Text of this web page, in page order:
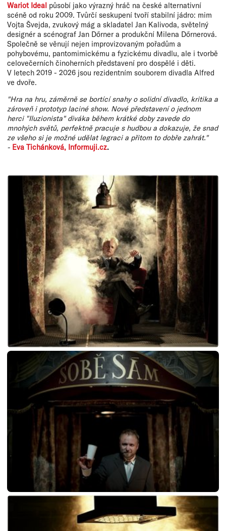
Wariot Ideal působí jako výrazný hráč na české alternativní
scéně od roku 2009. Tvůrčí seskupení tvoří stabilní jádro: mim
Vojta Švejda, zvukový mág a skladatel Jan Kalivoda, světelný
designér a scénograf Jan Dőrner a produkční Milena Dőrnerová.
Společně se věnují nejen improvizovaným pořadům a
pohybovému, pantomimickému a fyzickému divadlu, ale i tvorbě
celovečerních činoherních představení pro dospělé i děti.
V letech 2019 - 2026 jsou rezidentním souborem divadla Alfred
ve dvoře.
"Hra na hru, záměrně se bortící snahy o solidní divadlo, kritika a
zároveň i prototyp laciné show. Nové představení o jednom
herci "Iluzionista" diváka během krátké doby zavede do
mnohých světů, perfektně pracuje s hudbou a dokazuje, že snad
ze všeho si je možné udělat legraci a přitom to dobře zahrát."
- Eva Tichánková, Informuji.cz.